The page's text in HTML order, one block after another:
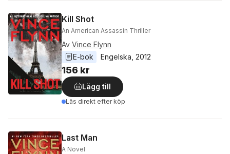
Kill Shot
An American Assassin Thriller
Av Vince Flynn
E-bok
Engelska 2012
156 kr
Lägg till
Läs direkt efter köp
Last Man
A Novel